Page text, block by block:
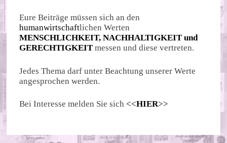
Eure Beiträge müssen sich an den
humanwirtschaftlichen Werten
MENSCHLICHKEIT, NACHHALTIGKEIT und
GERECHTIGKEIT messen und diese vertreten.
Jedes Thema darf unter Beachtung unserer Werte
angesprochen werden.
Bei Interesse melden Sie sich <<HIER>>